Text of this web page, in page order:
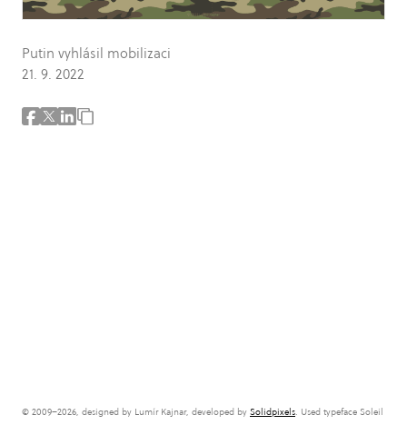
Putin vyhlásil mobilizaci
21. 9. 2022
© 2009–2026, designed by Lumír Kajnar, developed by Solidpixels. Used typeface Soleil